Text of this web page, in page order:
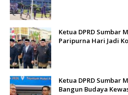
Ketua DPRD Sumbar
Paripurna Hari Jadi
Ketua DPRD Sumbar
Bangun Budaya